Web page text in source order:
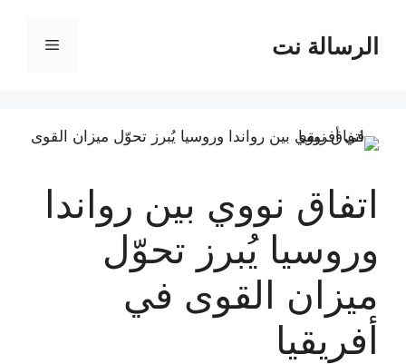
المحتوىالرسالة نت القائمة
اتفاق نووي بين رواندا
وروسيا يُبرز تحوّل
ميزان القوى في
أفريقيا